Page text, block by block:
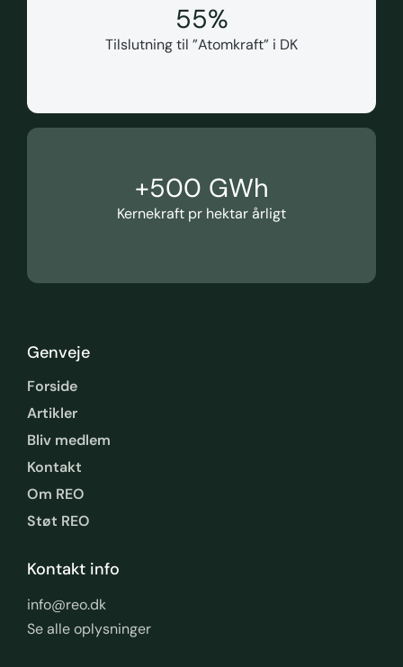
55%
Tilslutning til ”Atomkraft” i DK
+500 GWh
Kernekraft pr hektar årligt
Genveje
Forside
Artikler
Bliv medlem
Kontakt
Om REO
Støt REO
Kontakt info
info@reo.dk
Se alle oplysninger